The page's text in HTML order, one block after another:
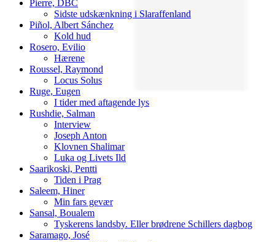
Pierre, DBC
Sidste udskænkning i Slaraffenland
Piñol, Albert Sánchez
Kold hud
Rosero, Evilio
Hærene
Roussel, Raymond
Locus Solus
Ruge, Eugen
I tider med aftagende lys
Rushdie, Salman
Interview
Joseph Anton
Klovnen Shalimar
Luka og Livets Ild
Saarikoski, Pentti
Tiden i Prag
Saleem, Hiner
Min fars gevær
Sansal, Boualem
Tyskerens landsby. Eller brødrene Schillers dagbog
Saramago, José